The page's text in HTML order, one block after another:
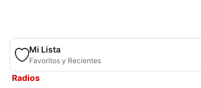
Mi Lista
Favoritos y Recientes
Radios